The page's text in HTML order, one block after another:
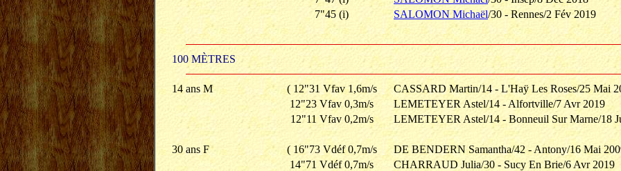
7"45 (i)
SALOMON Michaël/30 - Rennes/2 Fév 2019
100 MÈTRES
14 ans M ( 12"31 Vfav 1,6m/s
CASSARD Martin/14 - L'Haÿ Les Roses/25 Mai
12"23 Vfav 0,3m/s
LEMETEYER Astel/14 - Alfortville/7 Avr 2019
12"11 Vfav 0,2m/s
LEMETEYER Astel/14 - Bonneuil Sur Marne/18
30 ans F ( 16"73 Vdéf 0,7m/s
DE BENDERN Samantha/42 - Antony/16 Mai
14"71 Vdéf 0,7m/s
CHARRAUD Julia/30 - Sucy En Brie/6 Avr 2019